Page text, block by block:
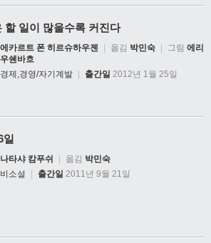
할 일이 많을수록 커진다
에카르트 폰 히르슈하우젠 옮김 박민숙 그림 에리
쉔바흐
경제,경영/자기계발 | 출간일 2012년 1월 25일
일
나타샤 캄푸쉬 | 옮김 박민숙
비소설 | 출간일 2011년 9월 21일